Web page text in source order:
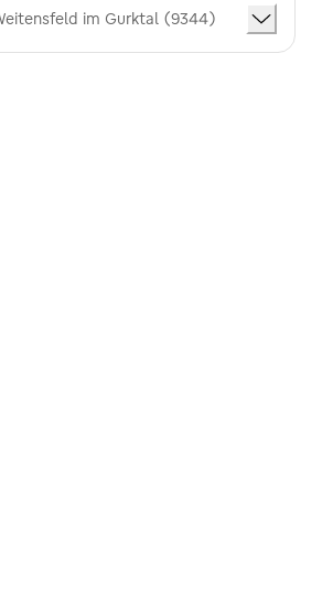
im Gurktal (9344)